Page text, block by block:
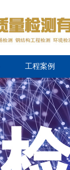
工程案例